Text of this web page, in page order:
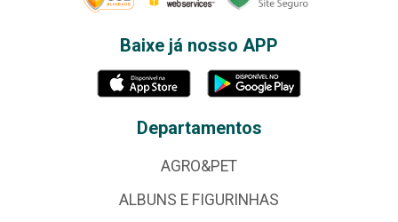
Baixe já nosso APP
Departamentos
AGRO&PET
ALBUNS E FIGURINHAS